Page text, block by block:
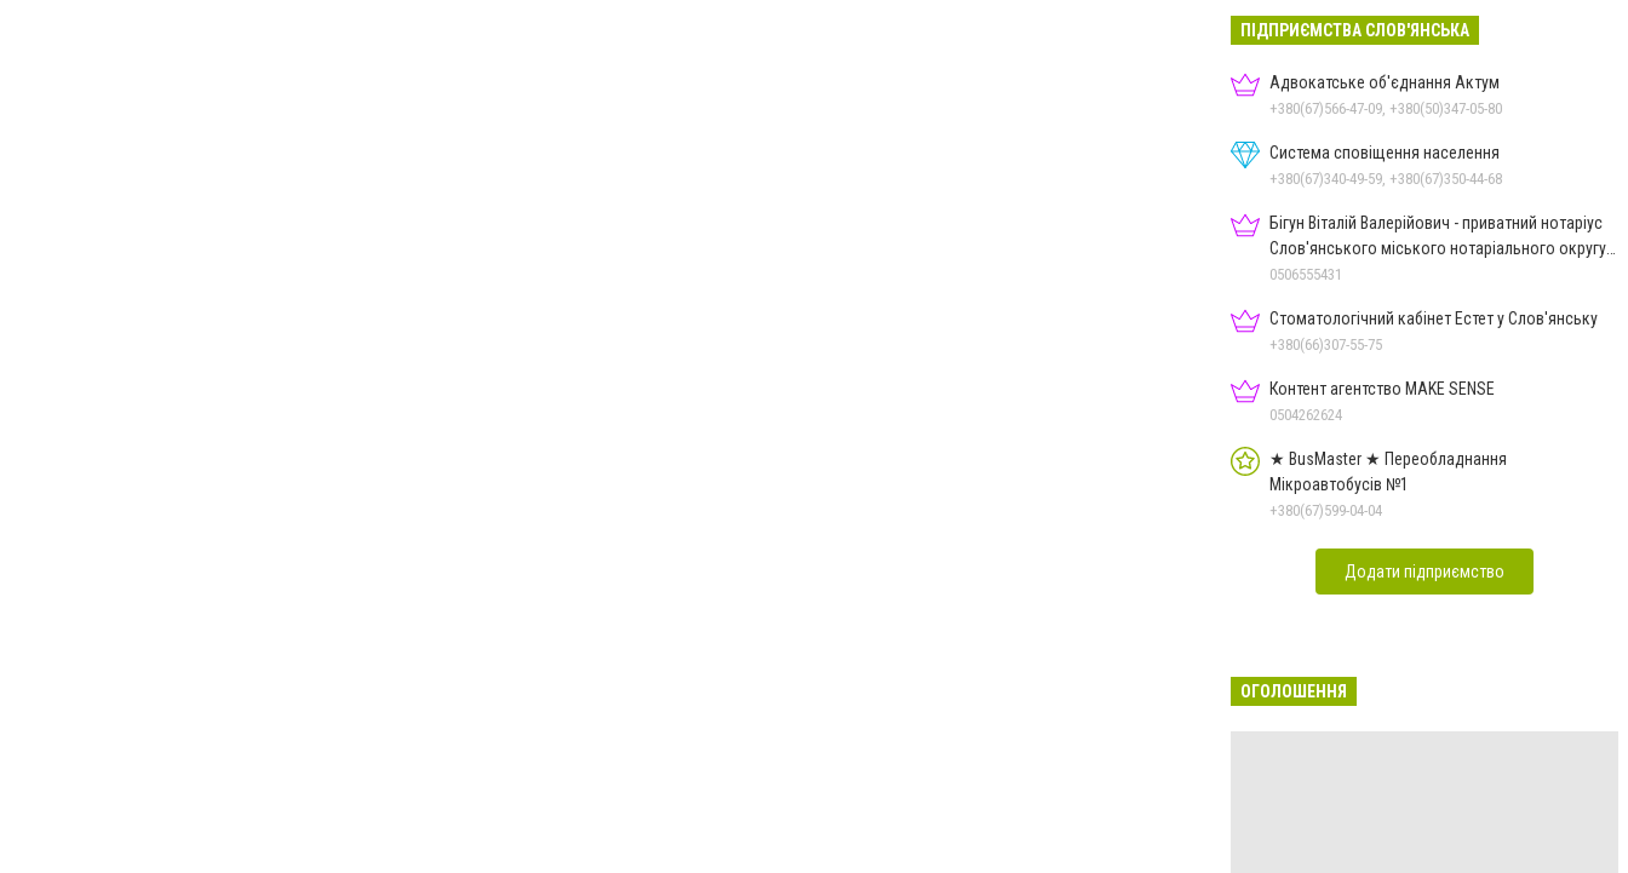
ПІДПРИЄМСТВА СЛОВ'ЯНСЬКА
Адвокатське об'єднання Актум
+380(67)566-47-09, +380(50)347-05-80
Система сповіщення населення
+380(67)340-49-59, +380(67)350-44-68
Бігун Віталій Валерійович - приватний нотаріус
Слов'янського міського нотаріального округу
Дон.обл.
0506555431
Стоматологічний кабінет Естет у Слов'янську
+380(66)307-55-75
Контент агентство MAKE SENSE
0504262624
★ BusMaster ★ Переобладнання
Мікроавтобусів №1
+380(67)599-04-04
Додати підприємство
ОГОЛОШЕННЯ